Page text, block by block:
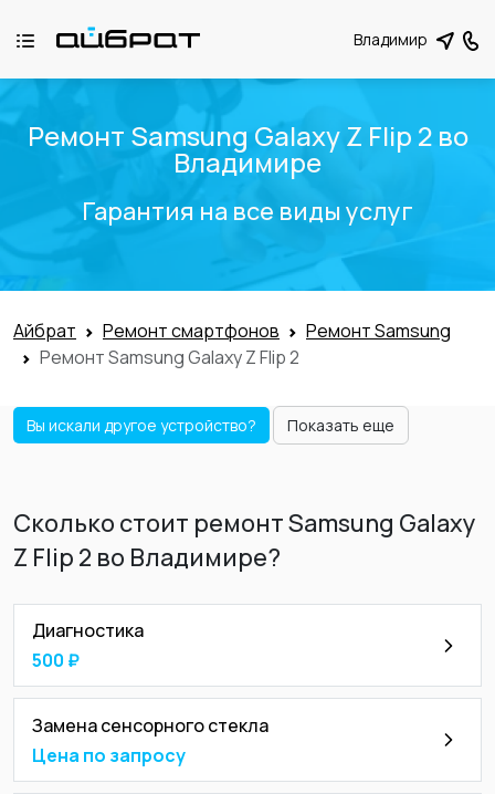
Владимир
Ремонт Samsung Galaxy Z Flip 2 во
Владимире
Гарантия на все виды услуг
Айбрат Ремонт смартфонов
Ремонт Samsung
Ремонт Samsung Galaxy Z Flip 2
Вы искали другое устройство? Показать еще
Сколько стоит ремонт Samsung Galaxy
Z Flip 2 во Владимире?
Диагностика
500 ₽
Замена сенсорного стекла
Цена по запросу